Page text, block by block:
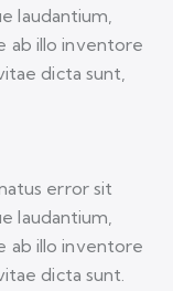
laudantium,
ab illo inventore
dicta sunt,
error sit
laudantium,
ab illo inventore
dicta sunt.